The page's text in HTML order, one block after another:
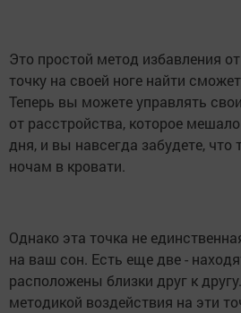
Это простой метод избавления
точку на своей ноге найти
Теперь вы можете управлять
от расстройства, которое
дня, и вы навсегда забудете, что
ночам в кровати.
Однако эта точка не
на ваш сон. Есть еще две -
расположены близки друг к
методикой воздействия на эти